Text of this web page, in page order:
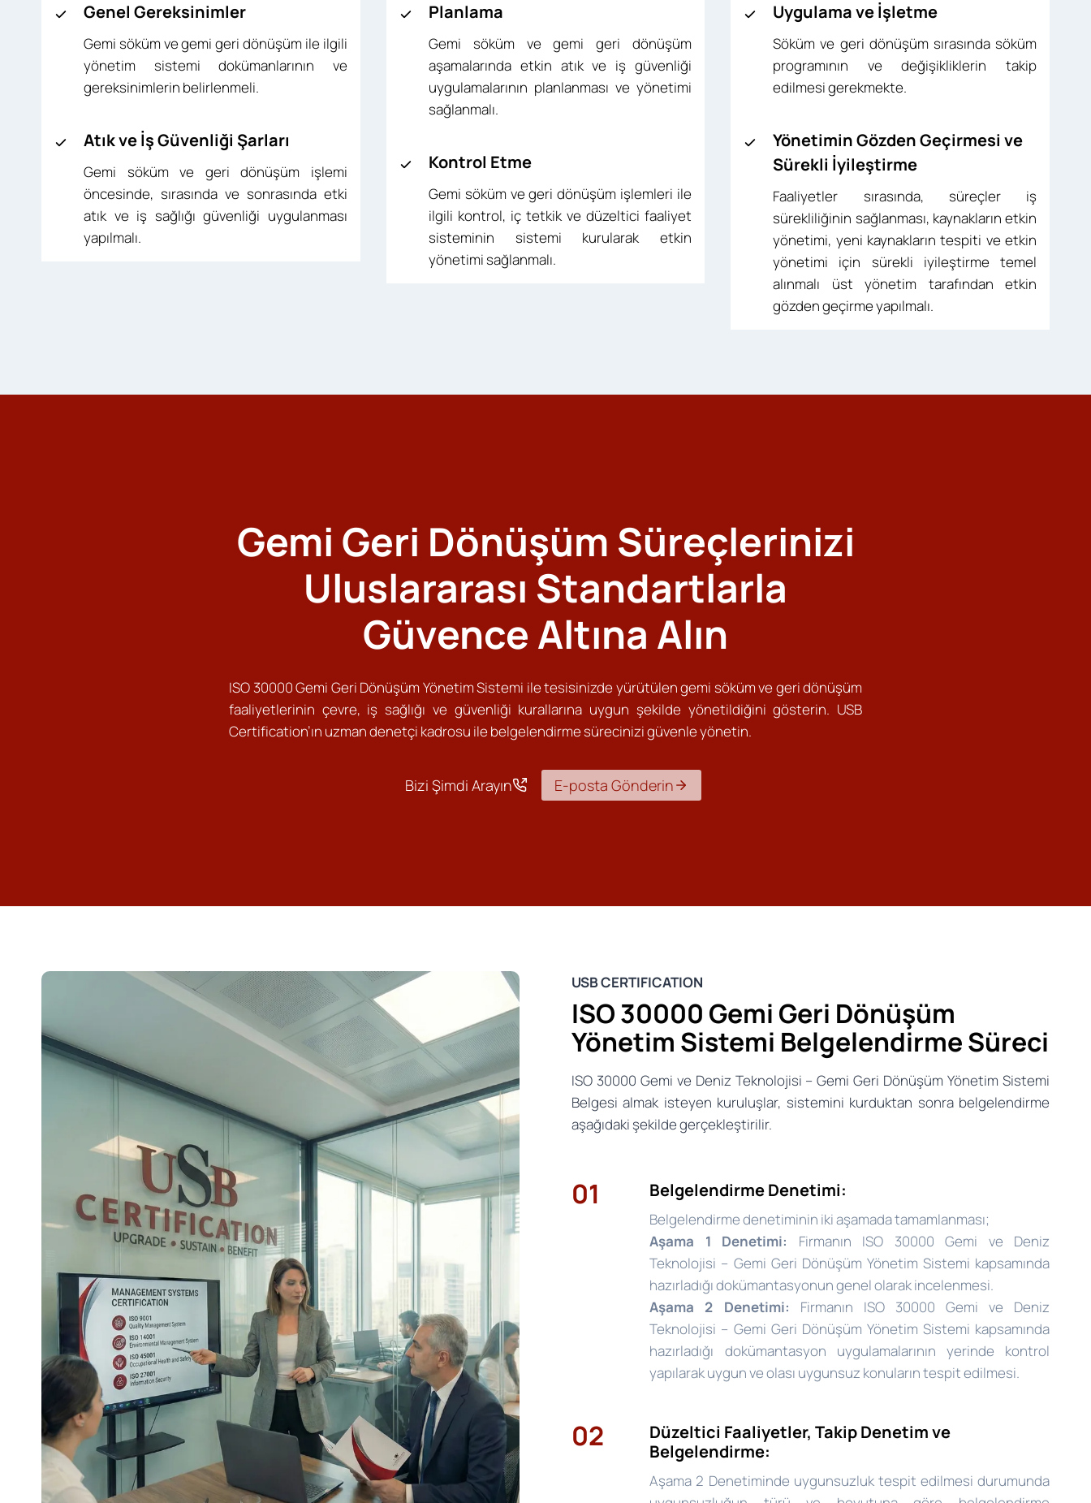
Genel Gereksinimler
Gemi söküm ve gemi geri dönüşüm ile ilgili
yönetim sistemi dokümanlarının ve
gereksinimlerin belirlenmeli.
Atık ve İş Güvenliği Şarları
Gemi söküm ve geri dönüşüm işlemi
öncesinde, sırasında ve sonrasında etki
atık ve iş sağlığı güvenliği uygulanması
yapılmalı.
Planlama
Gemi söküm ve gemi geri dönüşüm
aşamalarında etkin atık ve iş güvenliği
uygulamalarının planlanması ve yönetimi
sağlanmalı.
Kontrol Etme
Gemi söküm ve geri dönüşüm işlemleri ile
ilgili kontrol, iç tetkik ve düzeltici faaliyet
sisteminin sistemi kurularak etkin
yönetimi sağlanmalı.
Uygulama ve İşletme
Söküm ve geri dönüşüm sırasında söküm
programının ve değişikliklerin takip
edilmesi gerekmekte.
Yönetimin Gözden Geçirmesi ve
Sürekli İyileştirme
Faaliyetler sırasında, süreçler iş
sürekliliğinin sağlanması, kaynakların etkin
yönetimi, yeni kaynakların tespiti ve etkin
yönetimi için sürekli iyileştirme temel
alınmalı üst yönetim tarafından etkin
gözden geçirme yapılmalı.
Gemi Geri Dönüşüm Süreçlerinizi
Uluslararası Standartlarla
Güvence Altına Alın
ISO 30000 Gemi Geri Dönüşüm Yönetim Sistemi ile tesisinizde yürütülen gemi söküm ve geri dönüşüm
faaliyetlerinin çevre, iş sağlığı ve güvenliği kurallarına uygun şekilde yönetildiğini gösterin. USB
Certification’ın uzman denetçi kadrosu ile belgelendirme sürecinizi güvenle yönetin.
Bizi Şimdi Arayın E-posta Gönderin
USB CERTIFICATION
ISO 30000 Gemi Geri Dönüşüm
Yönetim Sistemi Belgelendirme Süreci
ISO 30000 Gemi ve Deniz Teknolojisi – Gemi Geri Dönüşüm Yönetim Sistemi
Belgesi almak isteyen kuruluşlar, sistemini kurduktan sonra belgelendirme
aşağıdaki şekilde gerçekleştirilir.
01 Belgelendirme Denetimi:
Belgelendirme denetiminin iki aşamada tamamlanması;
Aşama 1 Denetimi: Firmanın ISO 30000 Gemi ve Deniz
Teknolojisi – Gemi Geri Dönüşüm Yönetim Sistemi kapsamında
hazırladığı dokümantasyonun genel olarak incelenmesi.
Aşama 2 Denetimi: Firmanın ISO 30000 Gemi ve Deniz
Teknolojisi – Gemi Geri Dönüşüm Yönetim Sistemi kapsamında
hazırladığı dokümantasyon uygulamalarının yerinde kontrol
yapılarak uygun ve olası uygunsuz konuların tespit edilmesi.
02
Düzeltici Faaliyetler, Takip Denetim ve
Belgelendirme:
Aşama 2 Denetiminde uygunsuzluk tespit edilmesi durumunda